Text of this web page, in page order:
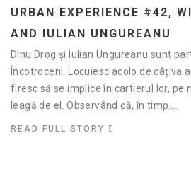
URBAN EXPERIENCE #42,
AND IULIAN UNGUREANU
Dinu Drog și Iulian Ungureanu sunt
Încotroceni. Locuiesc acolo de câțiva
firesc să se implice în cartierul lor, pe
leagă de el. Observând că, în timp,...
READ FULL STORY